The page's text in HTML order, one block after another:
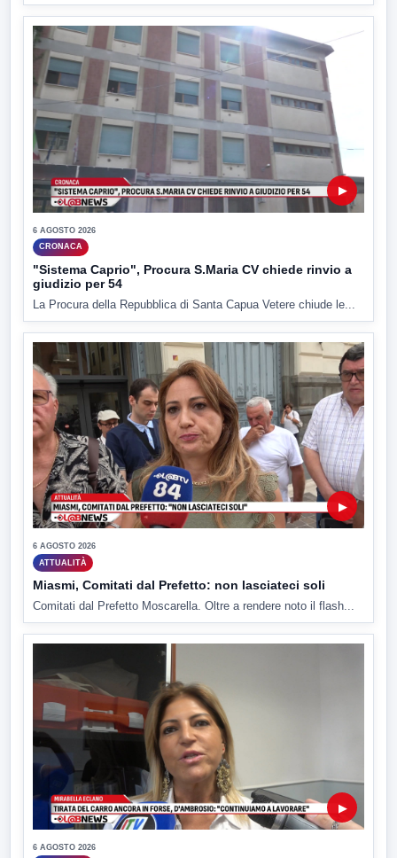
▶
6 AGOSTO 2026
CRONACA
"Sistema Caprio", Procura S.Maria CV chiede rinvio a
giudizio per 54
La Procura della Repubblica di Santa Capua Vetere chiude le...
▶
6 AGOSTO 2026
ATTUALITÀ
Miasmi, Comitati dal Prefetto: non lasciateci soli
Comitati dal Prefetto Moscarella. Oltre a rendere noto il flash...
▶
6 AGOSTO 2026